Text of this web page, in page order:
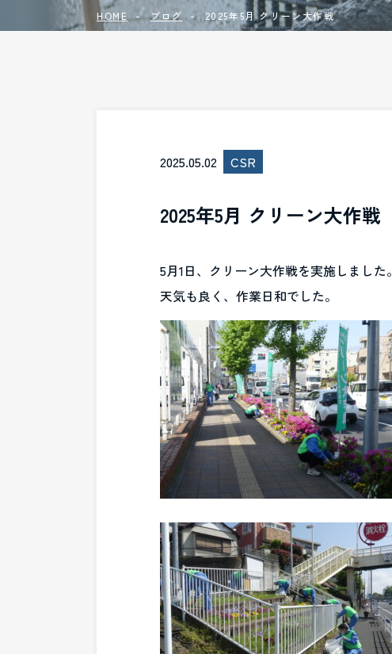
HOME ブログ 2025年5月 クリーン大作戦
2025.05.02 CSR
2025年5月 クリーン大作戦
5月1日、クリーン大作戦を実施しました。
天気も良く、作業日和でした。